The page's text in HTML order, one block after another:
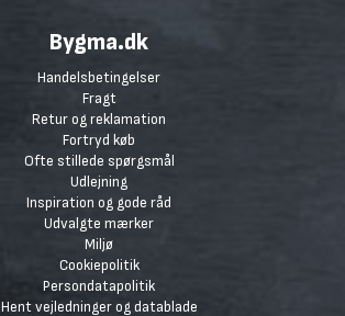
Bygma.dk
Handelsbetingelser
Fragt
Retur og reklamation
Fortryd køb
Ofte stillede spørgsmål
Udlejning
Inspiration og gode råd
Udvalgte mærker
Miljø
Cookiepolitik
Persondatapolitik
Hent vejledninger og datablade